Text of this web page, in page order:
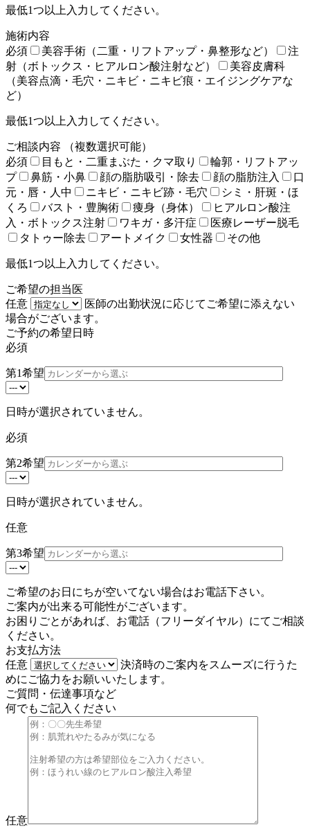
最低1つ以上入力してください。
施術内容
必須
美容手術（二重・リフトアップ・鼻整形など）
注
射（ボトックス・ヒアルロン酸注射など）
美容皮膚科
（美容点滴・毛穴・ニキビ・ニキビ痕・エイジングケアな
ど）
最低1つ以上入力してください。
ご相談内容
（複数選択可能）
必須
目もと・二重まぶた・クマ取り
輪郭・リフトアッ
プ
鼻筋・小鼻 顔の脂肪吸引・除去 顔の脂肪注入
口
元・唇・人中
ニキビ・ニキビ跡・毛穴
シミ・肝斑・ほ
くろ
バスト・豊胸術 痩身（身体）
ヒアルロン酸注
入・ボトックス注射
ワキガ・多汗症
医療レーザー脱毛
タトゥー除去
アートメイク 女性器 その他
最低1つ以上入力してください。
ご希望の担当医
任意
医師の出勤状況に応じてご希望に添えない
場合がございます。
ご予約の希望日時
必須
第1希望
日時が選択されていません。
必須
第2希望
日時が選択されていません。
任意
第3希望
ご希望のお日にちが空いてない場合はお電話下さい。
ご案内が出来る可能性がございます。
お困りごとがあれば、お電話（フリーダイヤル）にてご相談
ください。
お支払方法
任意
決済時のご案内をスムーズに行うた
めにご協力をお願いいたします。
ご質問・伝達事項など
何でもご記入ください
任意